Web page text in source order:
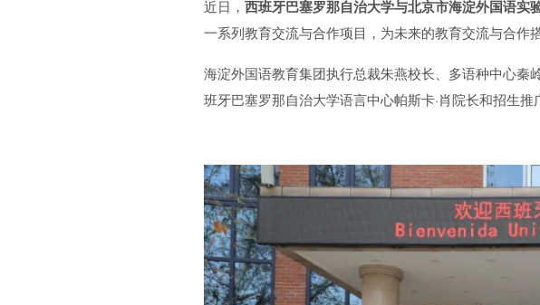
近日，西班牙巴塞罗那自治大学与北京市海淀外国语实
一系列教育交流与合作项目，为未来的教育交流与合作
海淀外国语教育集团执行总裁朱燕校长、多语种中心
班牙巴塞罗那自治大学语言中心帕斯卡·肖院长和招生